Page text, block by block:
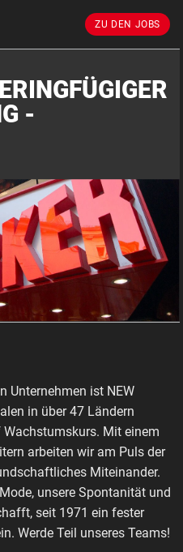
ZU DEN JOBS
-
Unternehmen ist NEW
in über 47 Ländern
Mit einem
arbeiten wir am Puls der
Miteinander.
unsere Spontanität und
seit 1971 ein fester
Werde Teil unseres Teams!